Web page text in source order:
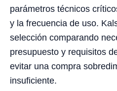
parámetros técnicos
y la frecuencia de uso.
selección comparando
presupuesto y requisitos
evitar una compra
insuficiente.